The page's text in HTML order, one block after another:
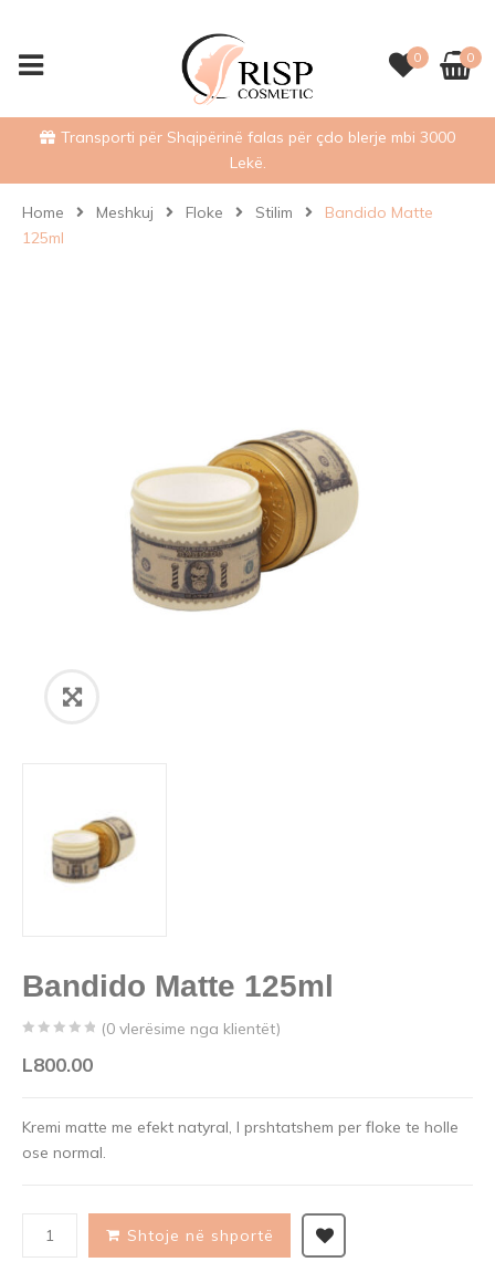
0 0
Transporti për Shqipërinë falas për çdo blerje mbi 3000
Lekë.
Home Meshkuj Floke Stilim
Bandido Matte
125ml
Bandido Matte 125ml
based
on
(0 vlerësime nga klientët)
L800.00
Kremi matte me efekt natyral, I prshtatshem per floke te holle
ose normal.
Shtoje në shportë